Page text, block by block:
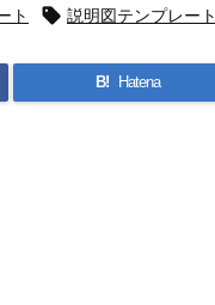
ト  説明図テンプレート
B! Hatena